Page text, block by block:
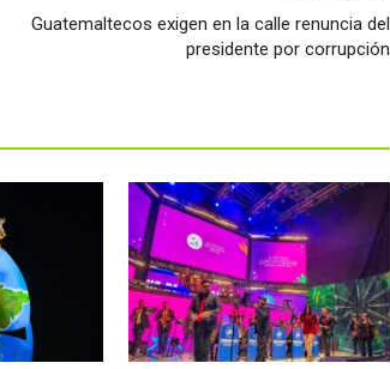
Guatemaltecos exigen en la calle renuncia del
presidente por corrupción